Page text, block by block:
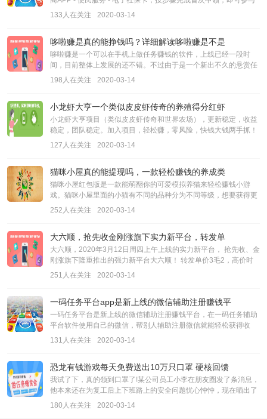
抽奖，最高可抽取666元现金红包，可直接提现到银行卡。
133人在关注 2020-03-14
哆啦赚是真的能挣钱吗？详细解读哆啦赚是不是
哆啦赚是一个可以在手机上做任务赚钱的软件，上线已经一段时
间，目前整体上发展的还不错。不过由于是一个新出不久的悬赏任
务平台。很多人对哆啦赚是真的吗，能不能赚钱还持有
198人在关注 2020-03-14
小龙虾大亨一个类似皮皮虾传奇的养殖得分红虾
小龙虾大亨项目（类似皮皮虾传奇和世界农场），更新稳定，收益
稳定，团队稳定。加入项目，轻松赚，零风险，快钱大钱两手抓！
零撸！无需实名！每升1级都可以抽奖，6级、16级、
127人在关注 2020-03-14
猫咪小屋真的能提现吗，一款轻松赚钱的养成类
猫咪小屋红包版是一款能萌翻你的可爱模拟养猫来轻松赚钱小游
戏。猫咪小屋里面的小猫有不同的品种分为不同等级，想要获得更
高等级的猫咪需要将两只同等级的猫合成，支持安卓和
252人在关注 2020-03-14
大六顺，抢先收金刚涨旗下实力新平台，转发单
大六顺，2020年3月12日周四上午上线的实力新平台， 抢先收、金
刚涨旗下隆重推出的强力新平台大六顺！ 转发单价3毛2，高价时
段6毛（每天早8-9点、中午13-14点、晚18-19点），其余时段
251人在关注 2020-03-14
一码任务平台app是新上线的微信辅助注册赚钱平
一码任务平台是新上线的微信辅助注册赚钱平台，在一码任务辅助
平台软件使用自己的微信，帮别人辅助注册微信就能轻松获得收
益，并非解封类任务，操作简单，安全可靠，每天大量
131人在关注 2020-03-14
恐龙有钱游戏每天免费送出10万只口罩 硬核回馈
我试了下，真的领到口罩了!某公司员工小李在朋友圈发了条消息，
他本来还在为复工后上下班路上的安全问题忧心忡忡，现在晒出了
自己在恐龙有钱APP上免费领取的口罩，急着要把喜悦
180人在关注 2020-03-14